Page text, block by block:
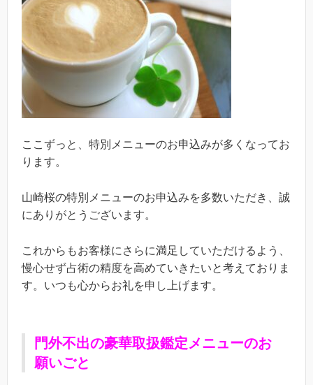
ここずっと、特別メニューのお申込みが多くなってお
ります。
山崎桜の特別メニューのお申込みを多数いただき、誠
にありがとうございます。
これからもお客様にさらに満足していただけるよう、
慢心せず占術の精度を高めていきたいと考えておりま
す。いつも心からお礼を申し上げます。
門外不出の豪華取扱鑑定メニューのお
願いごと